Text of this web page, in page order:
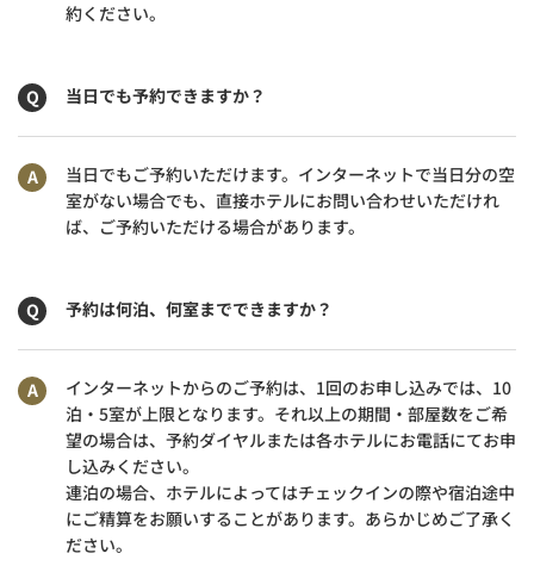
約ください。
当日でも予約できますか？
当日でもご予約いただけます。インターネットで当日分の空
室がない場合でも、直接ホテルにお問い合わせいただけれ
ば、ご予約いただける場合があります。
予約は何泊、何室までできますか？
インターネットからのご予約は、1回のお申し込みでは、10
泊・5室が上限となります。それ以上の期間・部屋数をご希
望の場合は、予約ダイヤルまたは各ホテルにお電話にてお申
し込みください。
連泊の場合、ホテルによってはチェックインの際や宿泊途中
にご精算をお願いすることがあります。あらかじめご了承く
ださい。